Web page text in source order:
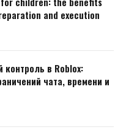
and execution
контроль в Roblox:
чата, времени и